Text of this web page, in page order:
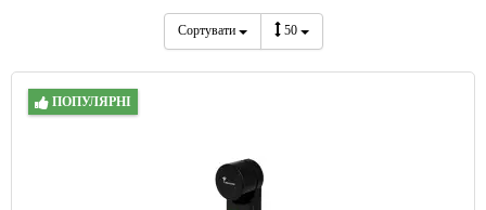
Сортувати 50
ПОПУЛЯРНІ